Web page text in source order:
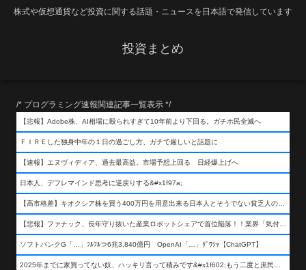
株式や仮想通貨など投資に関する話題・ニュースを日本語で発信しています
投資まとめ
/* プログラミング速報関連記事一覧表示 */
【悲報】Adobe株、AI相場に殴られすぎて10年前より下回る。ガチホ民全滅へ
ＦＩＲＥした独身中年の１日の過ごし方、ガチで厳しいと話題に
【速報】エヌヴィディア、過去最高益。市場予想上回る 日経爆上げへ
日本人、デフレマインド思考に逆戻りする&#x1f97a;
【高市格差】キオクシア株を買う400万円を用意出来る日本人とそうでない貧乏人の差が超広まるって事よ
【悲報】ファナック、長年守り抜いた産業ロボットシェアで首位陥落！！業界「気付いたら一気に抜かれていた…」
ソフトバンクG「…」ﾌﾙﾌﾙつ6兆3,840億円 OpenAI「…」ｸﾞﾜｼｬ【ChatGPT】
2025年までに家買ってない奴、ハッキリ言って積みです&#x1f602;もう二度と庶民が買える値段になりません&#x1f602;&#x1f602;&#x1f602;